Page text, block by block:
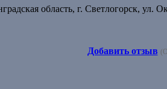
область, г. Светлогорск, ул.
Добавить отзыв